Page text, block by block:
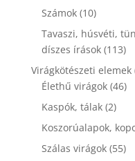
Számok 1010
termék
Tavaszi, húsvéti,
díszes írások 113113
Virágkötészeti elemek
Élethű virágok 4646
Kaspók, tálak 22
Koszorúalapok,
Szálas virágok 5555